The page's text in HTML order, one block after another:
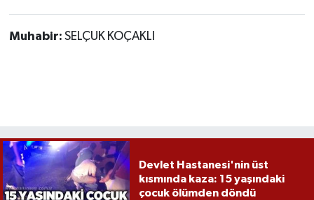
Muhabir: SELÇUK KOÇAKLI
Devlet Hastanesi'nin üst
kısmında kaza: 15 yaşındaki
çocuk ölümden döndü